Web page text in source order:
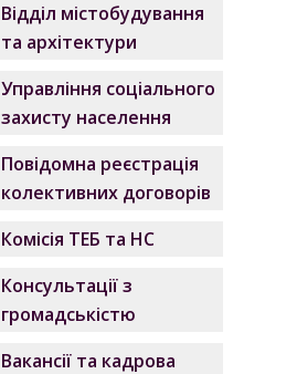
Відділ містобудування
та архітектури
Управління соціального
захисту населення
Повідомна реєстрація
колективних договорів
Комісія ТЕБ та НС
Консультації з
громадськістю
Вакансії та кадрова